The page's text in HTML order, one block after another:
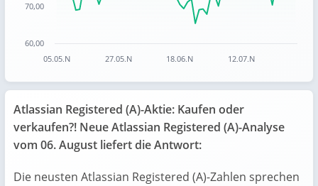
05.05.N 27.05.N 18.06.N 12.07.N
60,00
70,00
Atlassian Registered (A)-Aktie: Kaufen oder
verkaufen?! Neue Atlassian Registered (A)-Analyse
vom 06. August liefert die Antwort:
Die neusten Atlassian Registered (A)-Zahlen sprechen